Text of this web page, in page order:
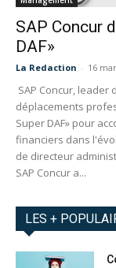
SAP Concur
DAF»
La Redaction - 16
SAP Concur,
déplacements
Super DAF» pour
financiers dans
de directeur
SAP Concur a...
LES +